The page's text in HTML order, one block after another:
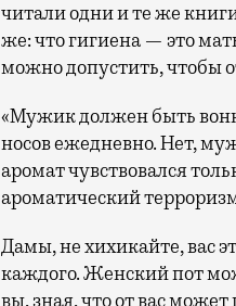
читали одни и те же
же: что гигиена — это
можно допустить, чтобы
«Мужик должен быть
носов ежедневно. Нет,
аромат чувствовался
ароматический
Дамы, не хихикайте, вас
каждого. Женский пот
вы, зная, что от вас